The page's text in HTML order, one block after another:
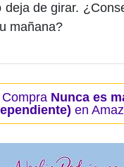
deja de girar.
mañana?
Compra Nunca es
en